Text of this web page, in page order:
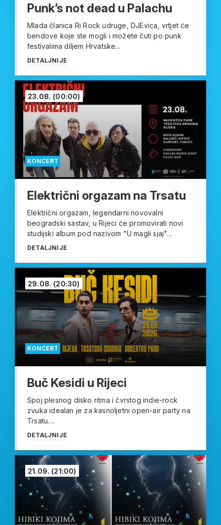
Punk’s not dead u Palachu
Mlada članica Ri Rock udruge, DJEvica, vrtjet će
bendove koje ste mogli i možete čuti po punk
festivalima diljem Hrvatske...
DETALJNIJE
KONCERT
23.08. (00:00)
Električni orgazam na Trsatu
Električni orgazam, legendarni novovalni
beogradski sastav, u Rijeci će promovirati novi
studijski album pod nazivom "U magli sjaj"...
DETALJNIJE
KONCERT
29.08. (20:30)
Buč Kesidi u Rijeci
Spoj plesnog disko ritma i čvrstog indie-rock
zvuka idealan je za kasnoljetni open-air party na
Trsatu....
DETALJNIJE
21.09. (21:00)